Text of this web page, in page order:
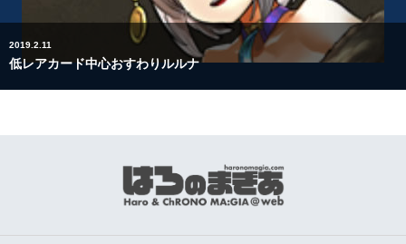
2019.2.11
低レアカード中心おすわりルルナ